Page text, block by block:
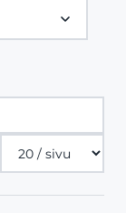
Tuotteita
sivulla